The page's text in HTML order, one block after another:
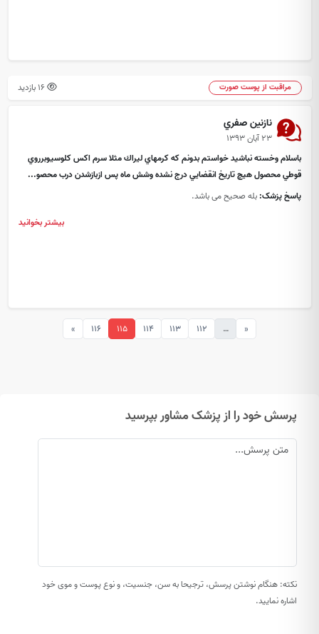
مراقبت از پوست صورت 16 بازدید
نازنين صفري
۲۳ آبان ۱۳۹۳
باسلام وخسته نباشيد خواستم بدونم كه كرمهاي ليراك مثلا سرم اكس كلوسيوبرروي
قوطي محصول هيچ تاريخ انقضايي درج نشده وشش ماه پس ازبازشدن درب محصو...
پاسخ پزشک: بله صحیح می باشد.
بیشتر بخوانید
«
…
112
113
114
115
116
»
پرسش خود را از پزشک مشاور بپرسید
نکته: هنگام نوشتن پرسش، ترجیحا به سن، جنسیت، و نوع پوست و موی خود
اشاره نمایید.